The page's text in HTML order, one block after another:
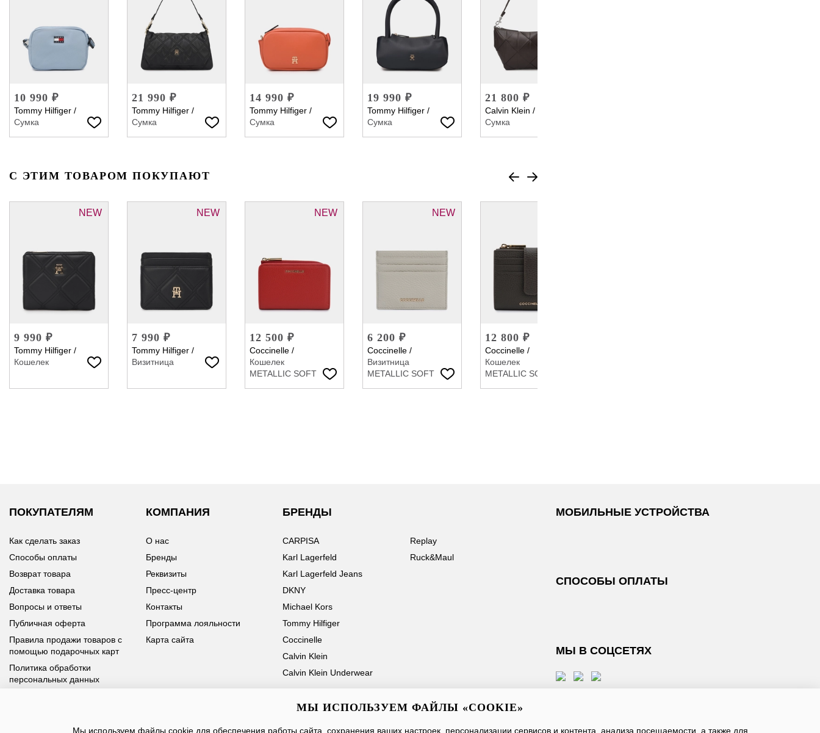
10 990 ₽
Tommy Hilfiger /
Сумка
21 990 ₽
Tommy Hilfiger /
Сумка
14 990 ₽
Tommy Hilfiger /
Сумка
19 990 ₽
Tommy Hilfiger /
Сумка
21 800 ₽
Calvin Klein /
Сумка
С ЭТИМ ТОВАРОМ ПОКУПАЮТ
NEW
9 990 ₽
Tommy Hilfiger /
Кошелек
NEW
7 990 ₽
Tommy Hilfiger /
Визитница
NEW
12 500 ₽
Coccinelle /
Кошелек
METALLIC SOFT
NEW
6 200 ₽
Coccinelle /
Визитница
METALLIC SOFT
12 800 ₽
Coccinelle /
Кошелек
METALLIC SOFT
ПОКУПАТЕЛЯМ
Как сделать заказ
Способы оплаты
Возврат товара
Доставка товара
Вопросы и ответы
Публичная оферта
Правила продажи товаров с
помощью подарочных карт
Политика обработки
персональных данных
КОМПАНИЯ
О нас
Бренды
Реквизиты
Пресс-центр
Контакты
Программа лояльности
Карта сайта
БРЕНДЫ
CARPISA
Karl Lagerfeld
Karl Lagerfeld Jeans
DKNY
Michael Kors
Tommy Hilfiger
Coccinelle
Calvin Klein
Calvin Klein Underwear
Replay
Ruck&Maul
МОБИЛЬНЫЕ УСТРОЙСТВА
СПОСОБЫ ОПЛАТЫ
МЫ В СОЦСЕТЯХ
У вас возникли вопросы? Ваше имя Email
МЫ ИСПОЛЬЗУЕМ ФАЙЛЫ «COOKIE»
Мы используем файлы cookie для обеспечения работы сайта, сохранения ваших настроек, персонализации сервисов и контента, анализа посещаемости, а также для